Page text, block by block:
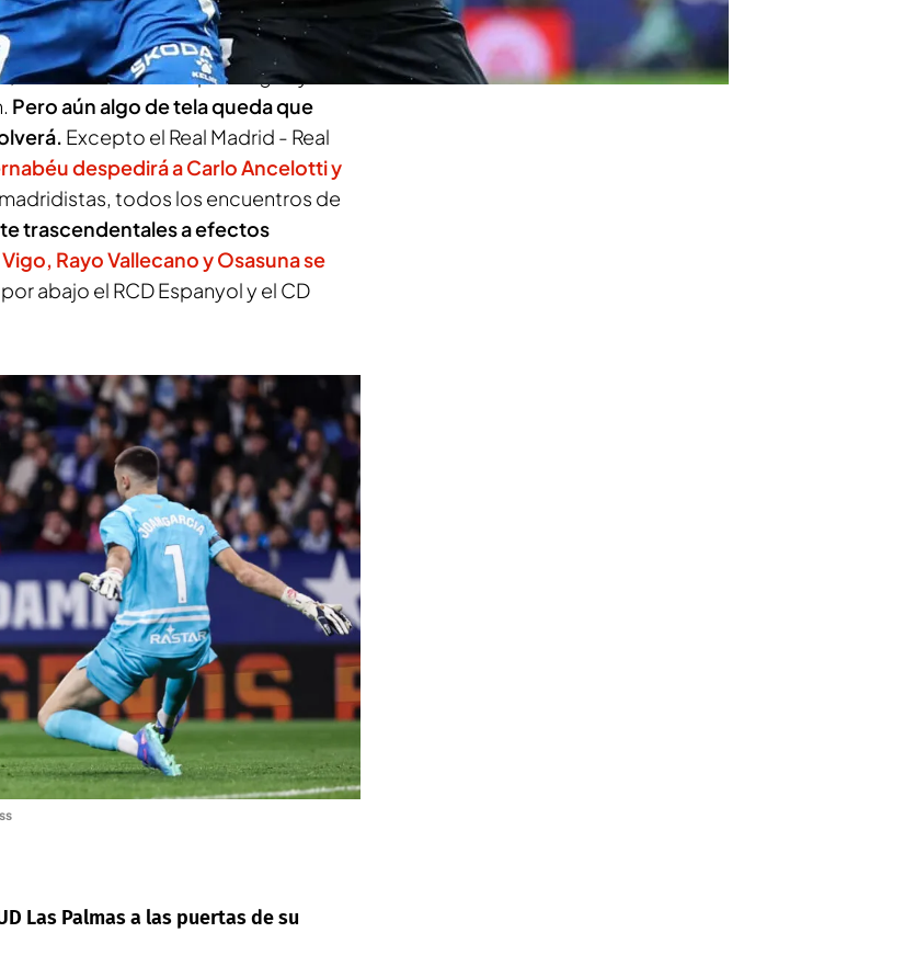
llega a su fin.Todo está
los cinco equipos que jugarán el
incluso uno de Europa League y dos
Pero aún algo de tela queda que
Excepto el Real Madrid - Real
despedirá a Carlo Ancelotti y
todos los encuentros de
trascendentales a efectos
Rayo Vallecano y Osasuna se
abajo el RCD Espanyol y el CD
Las Palmas a las puertas de su